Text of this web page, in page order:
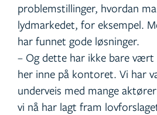
problemstillinger, hvordan
lydmarkedet, for eksempel.
har funnet gode løsninger.
– Og dette har ikke bare vært
her inne på kontoret. Vi har
underveis med mange
vi nå har lagt fram